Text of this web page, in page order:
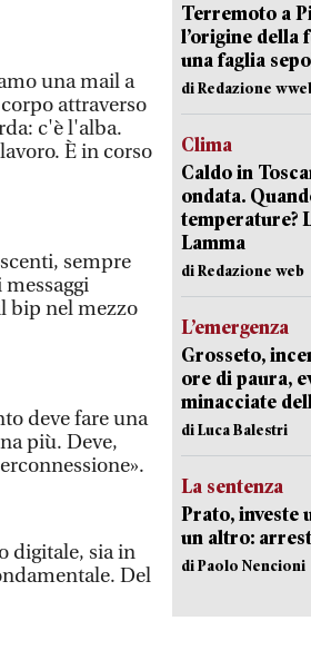
una mail a
attraverso
c'è l'alba.
È in corso
sempre
bip nel mezzo
deve fare una
più. Deve,
digitale, sia in
Del
Terremoto a
l’origine della
una faglia
di Redazione
Clima
Caldo in
ondata.
temperature?
Lamma
di Redazione web
L’emergenza
Grosseto,
ore di paura,
minacciate
di Luca Balestri
La sentenza
Prato, investe
un altro:
di Paolo Nencioni